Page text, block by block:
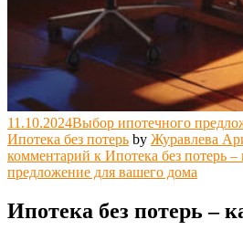
11.10.2024Выбор ипотечного
Ипотека без потерь by Журавлева
комментарий к Ипотека без потерь
предложение для вашего дома
Ипотека без потерь –